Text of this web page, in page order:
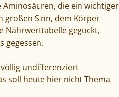
Aminosäuren, die ein wichtiger
großen Sinn, dem Körper
Nährwerttabelle geguckt,
gegessen.
undifferenziert
soll heute hier nicht Thema